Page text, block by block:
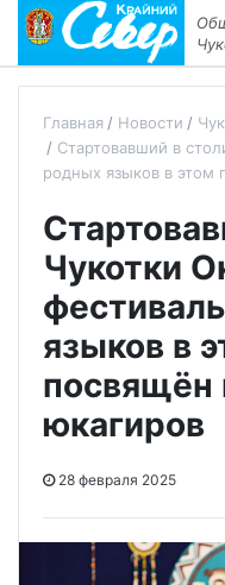
Главная Новости
Стартовавший в
родных языков в этом
Чукотки
языков в
посвящён
юкагиров
28 февраля 2025